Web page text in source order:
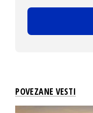
POVEZANE VESTI